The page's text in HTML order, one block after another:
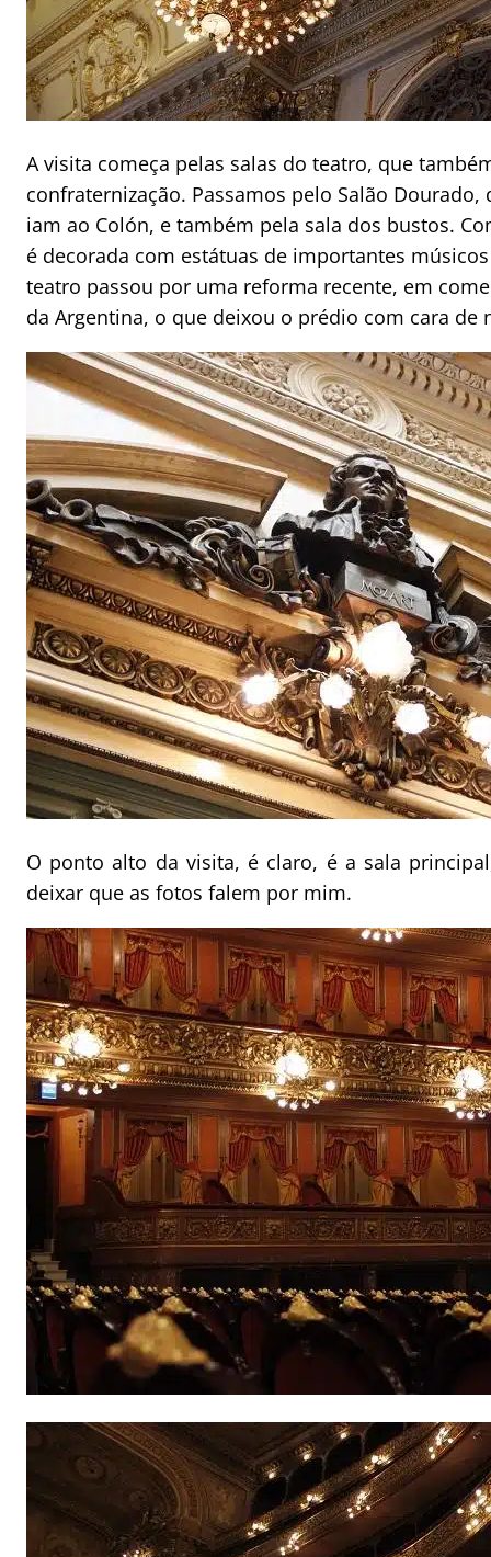
A visita começa pelas salas do teatro, que
confraternização. Passamos pelo Salão
iam ao Colón, e também pela sala dos bustos.
é decorada com estátuas de importantes
teatro passou por uma reforma recente, em
da Argentina, o que deixou o prédio com cara de
O ponto alto da visita, é claro, é a sala
deixar que as fotos falem por mim.